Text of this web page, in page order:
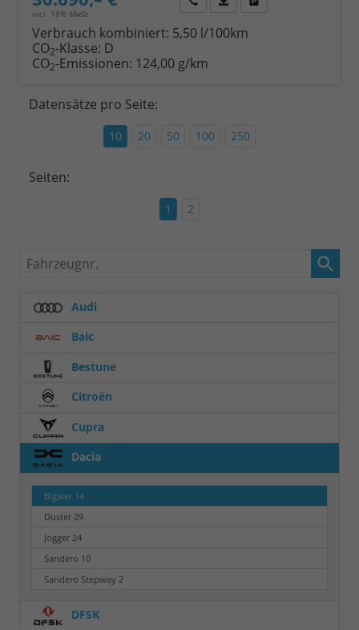
incl. 19% MwSt.
Verbrauch kombiniert: 5,50 l/100km
CO2-Klasse: D
CO2-Emissionen: 124,00 g/km
Datensätze pro Seite:
10 20 50 100 250
Seiten:
1 2
Fahrzeugnr.
Audi
Baic
Bestune
Citroën
Cupra
Dacia
Bigster 14
Duster 29
Jogger 24
Sandero 10
Sandero Stepway 2
DFSK